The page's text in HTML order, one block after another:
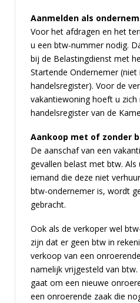
Aanmelden als
Voor het afdragen en het
u een btw-nummer nodig.
bij de Belastingdienst met
Startende Ondernemer
handelsregister). Voor de
vakantiewoning hoeft u
handelsregister van de
Aankoop met of zonder
De aanschaf van een
gevallen belast met btw.
iemand die deze niet
btw-ondernemer is, wordt
gebracht.
Ook als de verkoper wel
zijn dat er geen btw in
verkoop van een
namelijk vrijgesteld van
gaat om een nieuwe
een onroerende zaak die